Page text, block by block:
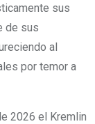
sus
de sus
al
por temor a
2026 el Kremlin